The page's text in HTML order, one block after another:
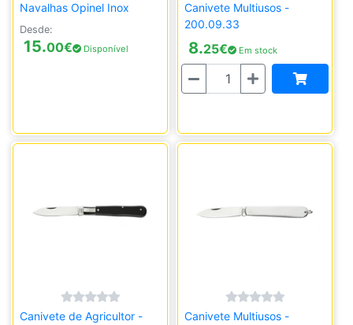
Navalhas Opinel Inox
Desde:
15.00€ Disponível
Canivete Multiusos -
200.09.33
8.25€ Em stock
Quantidade
Canivete de Agricultor -
Canivete Multiusos -